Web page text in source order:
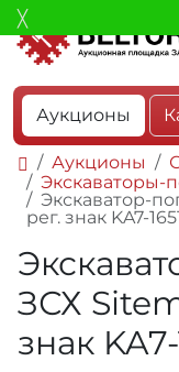
Аукционы
Аукционы
Экскаваторы-
Экскаватор-
рег. знак KA7-
ЗСХ
знак